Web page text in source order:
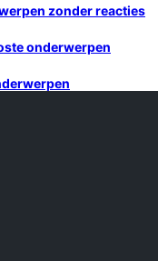
zonder reacties
onderwerpen